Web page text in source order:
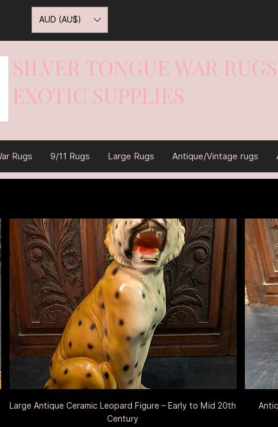
AUD (AU$)
SILVER TONGUE WAR
EXOTIC SUPPLIES
Rugs 9/11 Rugs Large Rugs Antique/Vintage rugs
Быстрый просмотр
Large Antique Ceramic Leopard Figure – Early to Mid 20th
Century